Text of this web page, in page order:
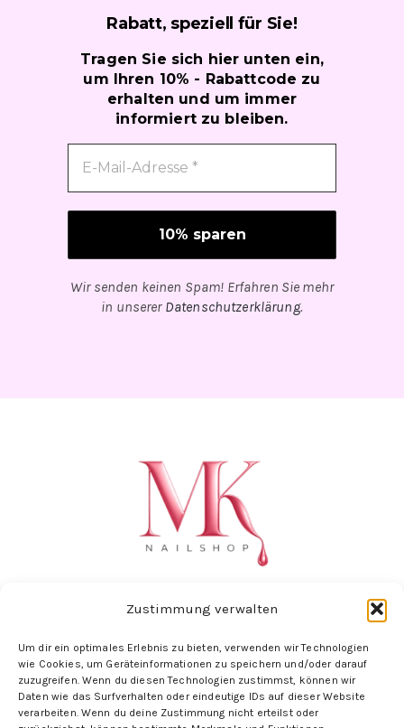
Zustimmung verwalten
Um dir ein optimales Erlebnis zu bieten, verwenden wir Technologien
wie Cookies, um Geräteinformationen zu speichern und/oder darauf
zuzugreifen. Wenn du diesen Technologien zustimmst, können wir
Daten wie das Surfverhalten oder eindeutige IDs auf dieser Website
verarbeiten. Wenn du deine Zustimmung nicht erteilst oder
Rabatt, speziell für Sie!
Tragen Sie sich hier unten ein,
um Ihren 10% - Rabattcode zu
erhalten und um immer
informiert zu bleiben.
Wir senden keinen Spam! Erfahren Sie mehr
in unserer Datenschutzerklärung.
Folge uns hier: